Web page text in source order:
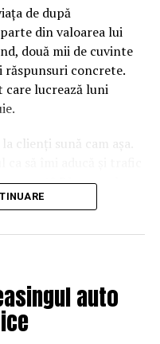
Vezi ce trebuie
Macron ca
de după
din valoarea lui
două mii de cuvinte
concrete.
care lucrează luni
clienți sună cam așa.
Răspunsul
nu în felul în care
acela care îți lasă
reutilizat. Hai să o
dintre opțiuni sunt
auto